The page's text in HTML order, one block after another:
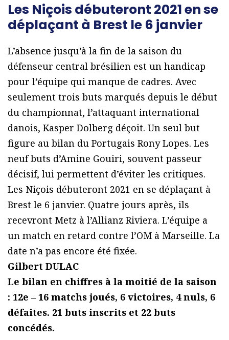
Les Niçois débuteront 2021 en se
déplaçant à Brest le 6 janvier
L’absence jusqu’à la fin de la saison du
défenseur central brésilien est un handicap
pour l’équipe qui manque de cadres. Avec
seulement trois buts marqués depuis le début
du championnat, l’attaquant international
danois, Kasper Dolberg déçoit. Un seul but
figure au bilan du Portugais Rony Lopes. Les
neuf buts d’Amine Gouiri, souvent passeur
décisif, lui permettent d’éviter les critiques.
Les Niçois débuteront 2021 en se déplaçant à
Brest le 6 janvier. Quatre jours après, ils
recevront Metz à l’Allianz Riviera. L’équipe a
un match en retard contre l’OM à Marseille. La
date n’a pas encore été fixée.
Gilbert DULAC
Le bilan en chiffres à la moitié de la saison
: 12e – 16 matchs joués, 6 victoires, 4 nuls, 6
défaites. 21 buts inscrits et 22 buts
concédés.